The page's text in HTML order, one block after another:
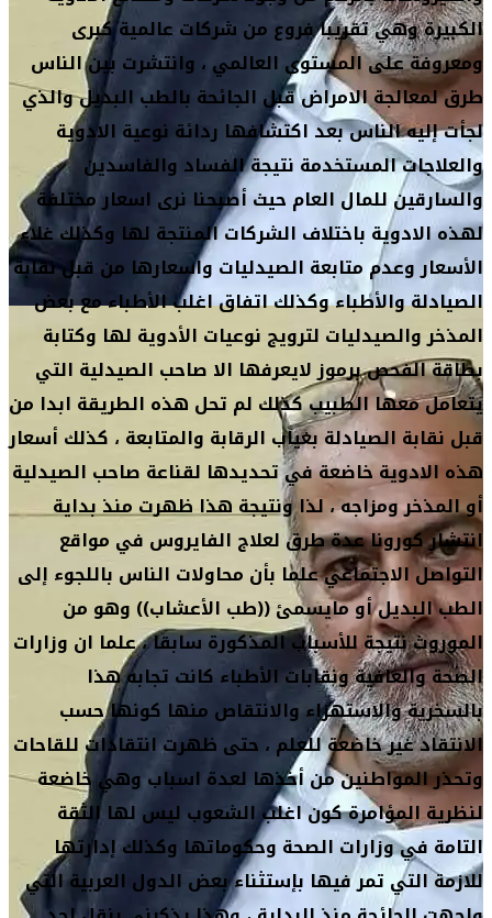
الكبيرة وهي تقريبا فروع من شركات عالمية كبرى
ومعروفة على المستوى العالمي ، وانتشرت بين الناس
طرق لمعالجة الامراض قبل الجائحة بالطب البديل والذي
لجأت إليه الناس بعد اكتشافها ردائة نوعية الادوية
والعلاجات المستخدمة نتيجة الفساد والفاسدين
والسارقين للمال العام حيث أصبحنا نرى اسعار مختلفة
لهذه الادوية باختلاف الشركات المنتجة لها وكذلك غلاء
الأسعار وعدم متابعة الصيدليات واسعارها من قبل نقابة
الصيادلة والأطباء وكذلك اتفاق اغلب الأطباء مع بعض
المذخر والصيدليات لترويج نوعيات الأدوية لها وكتابة
بطاقة الفحص برموز لايعرفها الا صاحب الصيدلية التي
يتعامل معها الطبيب كذلك لم تحل هذه الطريقة ابدا من
قبل نقابة الصيادلة بغياب الرقابة والمتابعة ، كذلك أسعار
هذه الادوية خاضعة في تحديدها لقناعة صاحب الصيدلية
أو المذخر ومزاجه ، لذا ونتيجة هذا ظهرت منذ بداية
انتشار كورونا عدة طرق لعلاج الفايروس في مواقع
التواصل الاجتماعي علما بأن محاولات الناس باللجوء إلى
الطب البديل أو مايسمئ ((طب الأعشاب)) وهو من
الموروث نتيجة للأسباب المذكورة سابقا ، علما ان وزارات
الصحة والعافية ونقابات الأطباء كانت تجابه هذا
بالسخرية والاستهزاء والانتقاص منها كونها حسب
الانتقاد غير خاضعة للعلم ، حتى ظهرت انتقادات للقاحات
وتحذر المواطنين من أخذها لعدة اسباب وهي خاضعة
لنظرية المؤامرة كون اغلب الشعوب ليس لها الثقة
التامة في وزارات الصحة وحكوماتها وكذلك إدارتها
للازمة التي تمر فيها بإستثناء بعض الدول العربية التي